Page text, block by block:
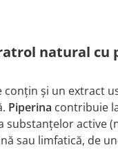
natural cu
conțin și un extract
Piperina contribuie
substanțelor active
sau limfatică, de